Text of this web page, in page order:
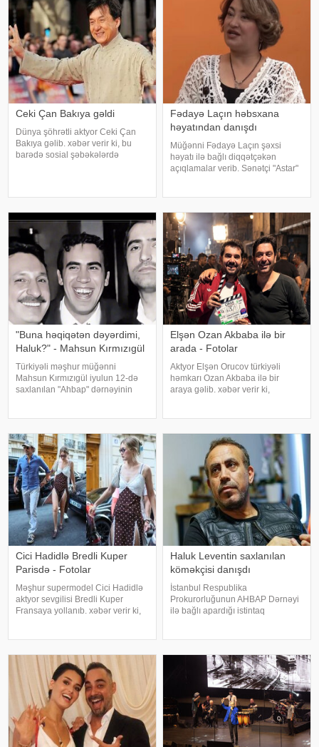
Ceki Çan Bakıya gəldi
Dünya şöhrətli aktyor Ceki Çan
Bakıya gəlib. xəbər verir ki, bu
barədə sosial şəbəkələrdə
Fədayə Laçın həbsxana
həyatından danışdı
Müğənni Fədayə Laçın şəxsi
həyatı ilə bağlı diqqətçəkən
açıqlamalar verib. Sənətçi "Astar"
xəyanət etdikdən sonra
valideynlər
"Buna həqiqətən dəyərdimi,
Haluk?" - Mahsun Kırmızıgül
Türkiyəli məşhur müğənni
Mahsun Kırmızıgül iyulun 12-də
saxlanılan "Ahbap" dərnəyinin
hesabında bir zamanlar ən yaxı
Elşən Ozan Akbaba ilə bir
arada - Fotolar
Aktyor Elşən Orucov türkiyəli
həmkarı Ozan Akbaba ilə bir
araya gəlib. xəbər verir ki,
Elşən layihənin birinci hissəsində
Cici Hadidlə Bredli Kuper
Parisdə - Fotolar
Məşhur supermodel Cici Hadidlə
aktyor sevgilisi Bredli Kuper
Fransaya yollanıb. xəbər verir ki,
Malikdən ayrıldıqdan sonra Cicini
Haluk Leventin saxlanılan
köməkçisi danışdı
İstanbul Respublika
Prokurorluğunun AHBAP Dərnəyi
ilə bağlı apardığı istintaq
yerli KİV-in məlumatına görə,
Haluk Leventin köməkçis